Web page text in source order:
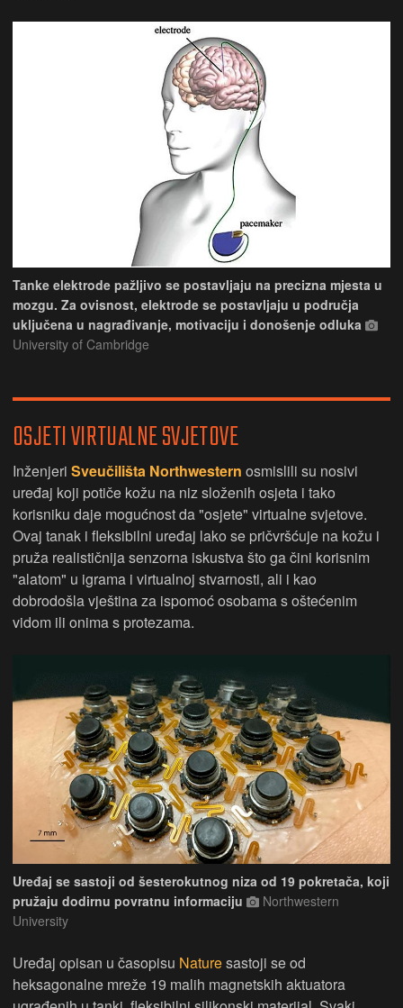
Tanke elektrode pažljivo se postavljaju na precizna mjesta u
mozgu. Za ovisnost, elektrode se postavljaju u područja
uključena u nagrađivanje, motivaciju i donošenje odluka
University of Cambridge
OSJETI VIRTUALNE SVJETOVE
Inženjeri Sveučilišta Northwestern osmislili su nosivi
uređaj koji potiče kožu na niz složenih osjeta i tako
korisniku daje mogućnost da "osjete" virtualne svjetove.
Ovaj tanak i fleksibilni uređaj lako se pričvršćuje na kožu i
pruža realističnija senzorna iskustva što ga čini korisnim
"alatom" u igrama i virtualnoj stvarnosti, ali i kao
dobrodošla vještina za ispomoć osobama s oštećenim
vidom ili onima s protezama.
Uređaj se sastoji od šesterokutnog niza od 19 pokretača, koji
pružaju dodirnu povratnu informaciju
Northwestern
University
Uređaj opisan u časopisu Naturesastoji se od
heksagonalne mreže 19 malih magnetskih aktuatora